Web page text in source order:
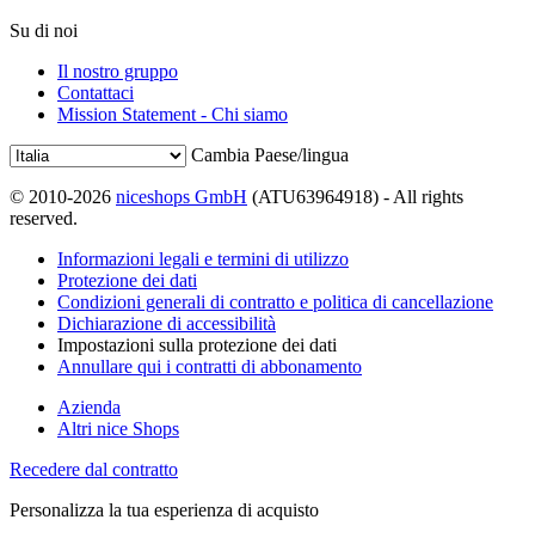
Su di noi
Il nostro gruppo
Contattaci
Mission Statement - Chi siamo
Cambia Paese/lingua
© 2010-2026 niceshops GmbH (ATU63964918) - All rights
reserved.
Informazioni legali e termini di utilizzo
Protezione dei dati
Condizioni generali di contratto e politica di cancellazione
Dichiarazione di accessibilità
Impostazioni sulla protezione dei dati
Annullare qui i contratti di abbonamento
Azienda
Altri nice Shops
Recedere dal contratto
Personalizza la tua esperienza di acquisto